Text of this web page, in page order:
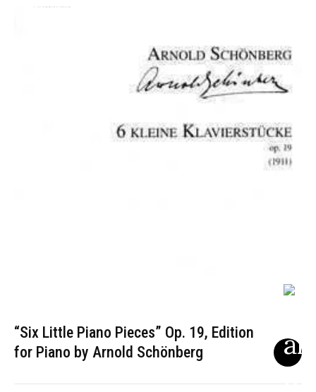
“Six Little Piano Pieces” Op. 19, Edition
for Piano by Arnold Schönberg